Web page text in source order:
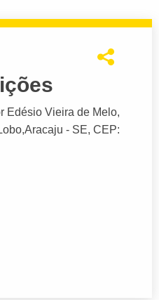
Edésio Vieira de Melo,
Aracaju - SE, CEP: